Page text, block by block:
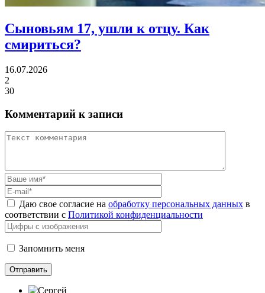
Сыновьям 17, ушли к отцу. Как
смириться?
16.07.2026
2
30
Комментарий к записи
Даю свое согласие на обработку персональных данных в
соответствии с Политикой конфиденциальности
Запомнить меня